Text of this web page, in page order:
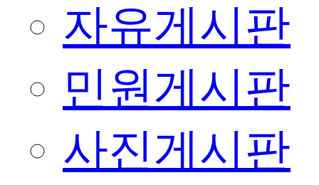
자유게시판
민원게시판
사진게시판